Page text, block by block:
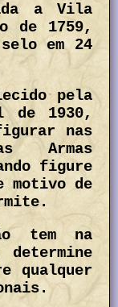
a Vila
de 1759,
em 24
pela
1930,
nas
Armas
figure
motivo de
tem na
qualquer